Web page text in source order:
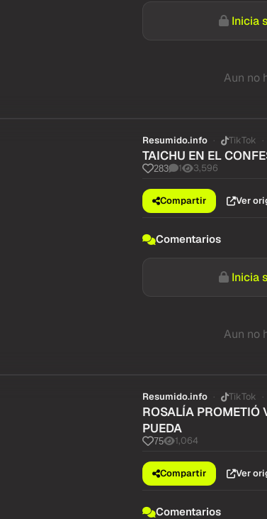
Inicia
Aun no
Resumido.info TikTok
TAICHU EN EL
283 1 3,596
Compartir Ver
Comentarios
Inicia
Aun no
Resumido.info TikTok
ROSALÍA PROMETIÓ
PUEDA
75 1,064
Compartir Ver
Comentarios